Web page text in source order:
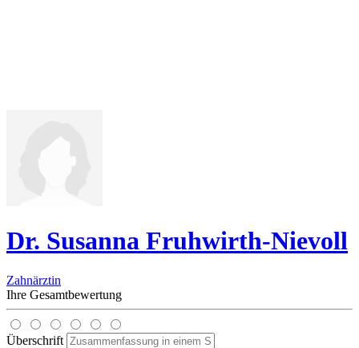
Dr. Susanna Fruhwirth-Nievoll
Zahnärztin
Ihre Gesamtbewertung
Überschrift